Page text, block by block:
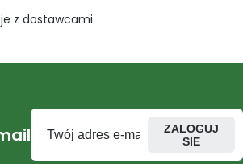
z dostawcami
ZALOGUJ
SIE